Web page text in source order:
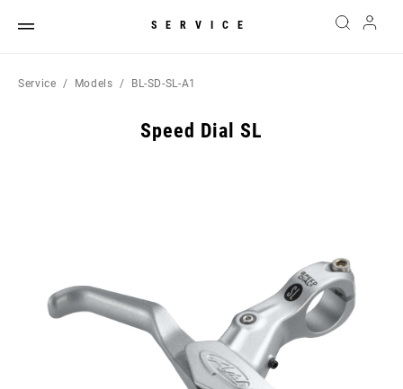
SERVICE
Service Models BL-SD-SL-A1
Speed Dial SL